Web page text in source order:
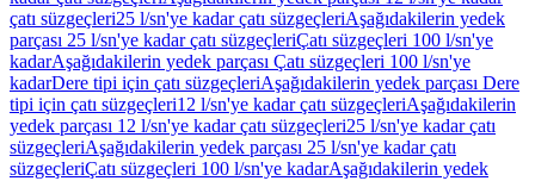
çatı süzgeçleri25 l/sn'ye kadar çatı süzgeçleriAşağıdakilerin yedek
parçası 25 l/sn'ye kadar çatı süzgeçleriÇatı süzgeçleri 100 l/sn'ye
kadarAşağıdakilerin yedek parçası Çatı süzgeçleri 100 l/sn'ye
kadarDere tipi için çatı süzgeçleriAşağıdakilerin yedek parçası Dere
tipi için çatı süzgeçleri12 l/sn'ye kadar çatı süzgeçleriAşağıdakilerin
yedek parçası 12 l/sn'ye kadar çatı süzgeçleri25 l/sn'ye kadar çatı
süzgeçleriAşağıdakilerin yedek parçası 25 l/sn'ye kadar çatı
süzgeçleriÇatı süzgeçleri 100 l/sn'ye kadarAşağıdakilerin yedek